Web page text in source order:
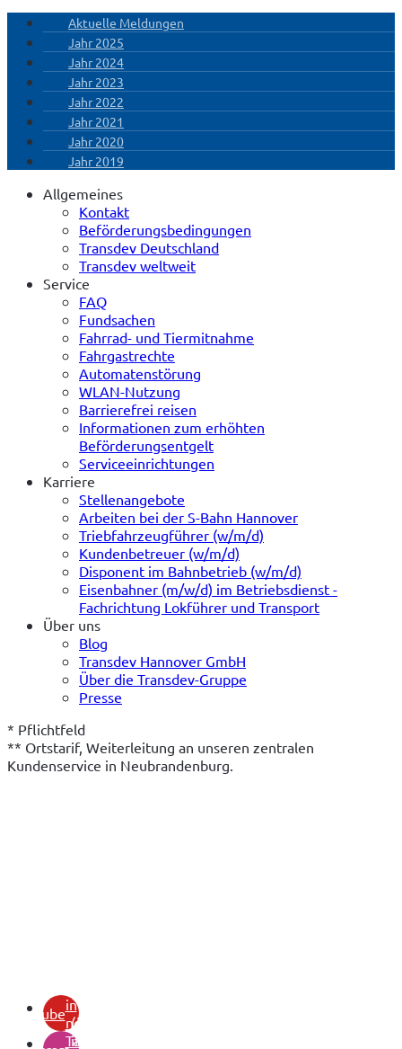
Aktuelle Meldungen
Jahr 2025
Jahr 2024
Jahr 2023
Jahr 2022
Jahr 2021
Jahr 2020
Jahr 2019
Allgemeines
Kontakt
Beförderungsbedingungen
Transdev Deutschland
Transdev weltweit
Service
FAQ
Fundsachen
Fahrrad- und Tiermitnahme
Fahrgastrechte
Automatenstörung
WLAN-Nutzung
Barrierefrei reisen
Informationen zum erhöhten
Beförderungsentgelt
Serviceeinrichtungen
Karriere
Stellenangebote
Arbeiten bei der S-Bahn Hannover
Triebfahrzeugführer (w/m/d)
Kundenbetreuer (w/m/d)
Disponent im Bahnbetrieb (w/m/d)
Eisenbahner (m/w/d) im Betriebsdienst -
Fachrichtung Lokführer und Transport
Über uns
Blog
Transdev Hannover GmbH
Über die Transdev-Gruppe
Presse
* Pflichtfeld
** Ortstarif, Weiterleitung an unseren zentralen
Kundenservice in Neubrandenburg.
youtubein
neuem
Tab)
(öffnet
in